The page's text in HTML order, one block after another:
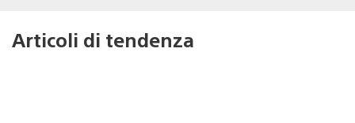
Articoli di tendenza